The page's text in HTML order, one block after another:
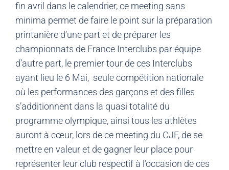
fin avril dans le calendrier, ce meeting sans
minima permet de faire le point sur la préparation
printanière d’une part et de préparer les
championnats de France Interclubs par équipe
d’autre part, le premier tour de ces Interclubs
ayant lieu le 6 Mai, seule compétition nationale
où les performances des garçons et des filles
s’additionnent dans la quasi totalité du
programme olympique, ainsi tous les athlètes
auront à cœur, lors de ce meeting du CJF, de se
mettre en valeur et de gagner leur place pour
représenter leur club respectif à l’occasion de ces